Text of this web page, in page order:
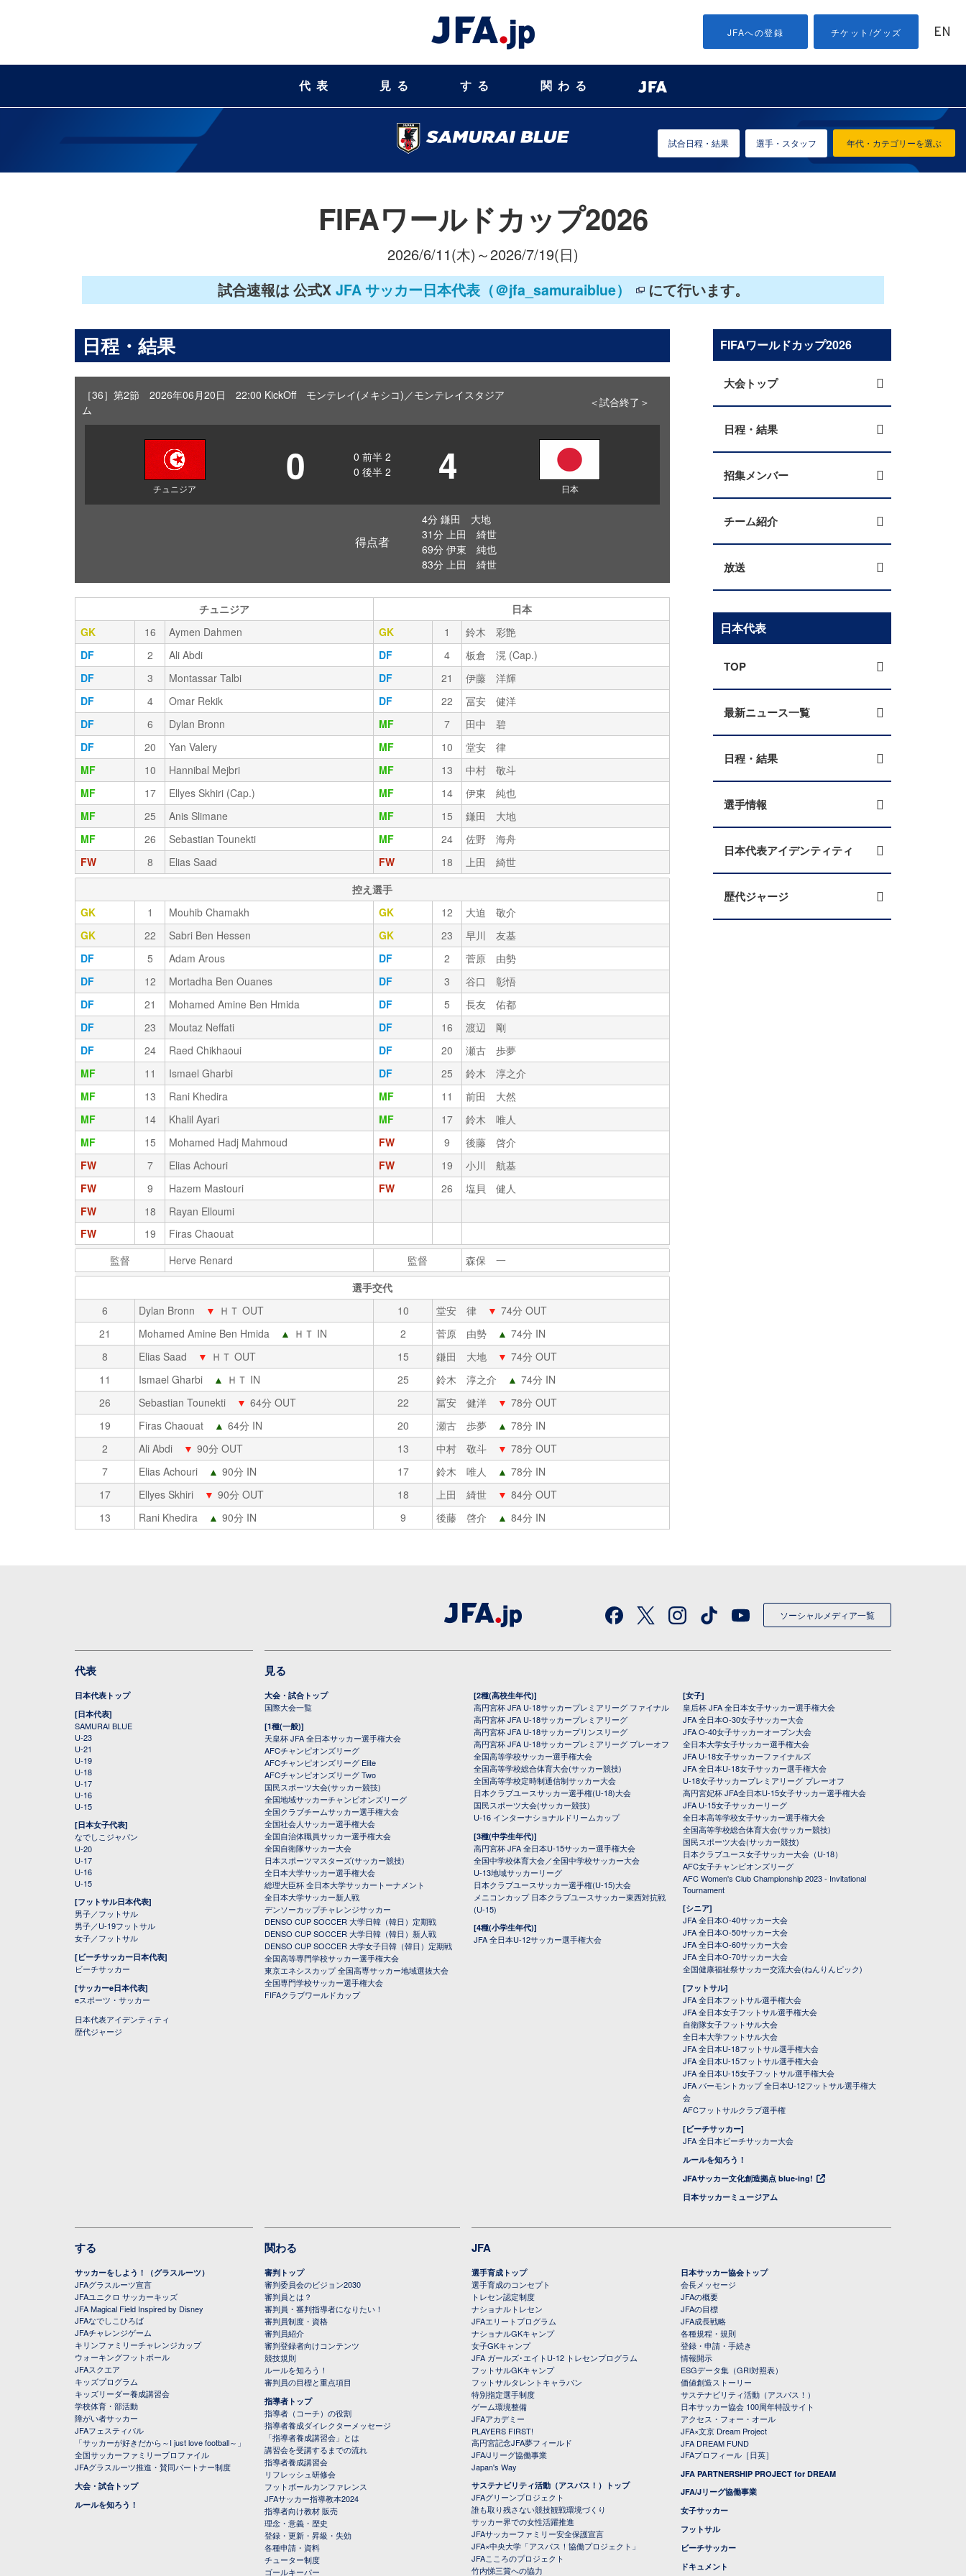
JFAへの登録 チケット/グッズ EN
代表 見る する 関わる
年代・カテゴリーを選ぶ
試合日程・結果 選手・スタッフ
FIFAワールドカップ2026
2026/6/11(木)～2026/7/19(日)
試合速報は 公式X JFA サッカー日本代表（＠jfa_samuraiblue） にて行います。
日程・結果
［36］第2節 2026年06月20日 22:00 KickOff モンテレイ(メキシコ)／モンテレイスタジア
ム
＜試合終了＞
チュニジア 0 0 前半 2
0 後半 2 4 日本
得点者
4分 鎌田 大地
31分 上田 綺世
69分 伊東 純也
83分 上田 綺世
チュニジア
日本
GK
16 Aymen Dahmen GK 1
鈴木 彩艶
DF
2 Ali Abdi DF 4
板倉 滉 (Cap.)
DF
3 Montassar Talbi DF 21
伊藤 洋輝
DF
4 Omar Rekik DF 22
冨安 健洋
DF
6 Dylan Bronn MF 7
田中 碧
DF
20 Yan Valery MF 10
堂安 律
MF
10 Hannibal Mejbri MF 13
中村 敬斗
MF
17 Ellyes Skhiri (Cap.) MF 14
伊東 純也
MF
25 Anis Slimane MF 15
鎌田 大地
MF
26 Sebastian Tounekti MF 24
佐野 海舟
FW
8 Elias Saad FW 18
上田 綺世
控え選手
GK
1 Mouhib Chamakh GK 12
大迫 敬介
GK
22 Sabri Ben Hessen GK 23
早川 友基
DF
5 Adam Arous DF 2
菅原 由勢
DF
12 Mortadha Ben Ouanes DF 3
谷口 彰悟
DF
21 Mohamed Amine Ben Hmida DF 5
長友 佑都
DF
23 Moutaz Neffati DF 16
渡辺 剛
DF
24 Raed Chikhaoui DF 20
瀬古 歩夢
MF
11 Ismael Gharbi DF 25
鈴木 淳之介
MF
13 Rani Khedira MF 11
前田 大然
MF
14 Khalil Ayari MF 17
鈴木 唯人
MF
15 Mohamed Hadj Mahmoud FW 9
後藤 啓介
FW
7 Elias Achouri FW 19
小川 航基
FW
9 Hazem Mastouri FW 26
塩貝 健人
FW
18
Rayan Elloumi
FW
19
Firas Chaouat
監督
Herve Renard 監督
森保 一
選手交代
6
Dylan Bronn ▼ ＨＴ OUT 10 堂安 律 ▼ 74分 OUT
21
Mohamed Amine Ben Hmida ▲ ＨＴ IN 2 菅原 由勢 ▲ 74分 IN
8
Elias Saad ▼ ＨＴ OUT 15 鎌田 大地 ▼ 74分 OUT
11
Ismael Gharbi ▲ ＨＴ IN 25 鈴木 淳之介 ▲ 74分 IN
26
Sebastian Tounekti ▼ 64分 OUT 22 冨安 健洋 ▼ 78分 OUT
19
Firas Chaouat ▲ 64分 IN 20 瀬古 歩夢 ▲ 78分 IN
2
Ali Abdi ▼ 90分 OUT 13 中村 敬斗 ▼ 78分 OUT
7
Elias Achouri ▲ 90分 IN 17 鈴木 唯人 ▲ 78分 IN
17
Ellyes Skhiri ▼ 90分 OUT 18 上田 綺世 ▼ 84分 OUT
13
Rani Khedira ▲ 90分 IN 9 後藤 啓介 ▲ 84分 IN
FIFAワールドカップ2026
大会トップ
日程・結果
招集メンバー
チーム紹介
放送
日本代表
TOP
最新ニュース一覧
日程・結果
選手情報
日本代表アイデンティティ
歴代ジャージ
ソーシャルメディア一覧
代表
日本代表トップ
[日本代表]
SAMURAI BLUE
U-23
U-21
U-19
U-18
U-17
U-16
U-15
[日本女子代表]
なでしこジャパン
U-20
U-17
U-16
U-15
[フットサル日本代表]
男子／フットサル
男子／U-19フットサル
女子／フットサル
[ビーチサッカー日本代表]
ビーチサッカー
[サッカーe日本代表]
eスポーツ・サッカー
日本代表アイデンティティ
歴代ジャージ
見る
大会・試合トップ
国際大会一覧
[1種(一般)]
天皇杯 JFA 全日本サッカー選手権大会
AFCチャンピオンズリーグ
AFCチャンピオンズリーグ Elite
AFCチャンピオンズリーグ Two
国民スポーツ大会(サッカー競技)
全国地域サッカーチャンピオンズリーグ
全国クラブチームサッカー選手権大会
全国社会人サッカー選手権大会
全国自治体職員サッカー選手権大会
全国自衛隊サッカー大会
日本スポーツマスターズ(サッカー競技)
全日本大学サッカー選手権大会
総理大臣杯 全日本大学サッカートーナメント
全日本大学サッカー新人戦
デンソーカップチャレンジサッカー
DENSO CUP SOCCER 大学日韓（韓日）定期戦
DENSO CUP SOCCER 大学日韓（韓日）新人戦
DENSO CUP SOCCER 大学女子日韓（韓日）定期戦
全国高等専門学校サッカー選手権大会
東京エネシスカップ 全国高専サッカー地域選抜大会
全国専門学校サッカー選手権大会
FIFAクラブワールドカップ
[2種(高校生年代)]
高円宮杯 JFA U-18サッカープレミアリーグ ファイナル
高円宮杯 JFA U-18サッカープレミアリーグ
高円宮杯 JFA U-18サッカープリンスリーグ
高円宮杯 JFA U-18サッカープレミアリーグ プレーオフ
全国高等学校サッカー選手権大会
全国高等学校総合体育大会(サッカー競技)
全国高等学校定時制通信制サッカー大会
日本クラブユースサッカー選手権(U-18)大会
国民スポーツ大会(サッカー競技)
U-16 インターナショナルドリームカップ
[3種(中学生年代)]
高円宮杯 JFA 全日本U-15サッカー選手権大会
全国中学校体育大会／全国中学校サッカー大会
U-13地域サッカーリーグ
日本クラブユースサッカー選手権(U-15)大会
メニコンカップ 日本クラブユースサッカー東西対抗戦
(U-15)
[4種(小学生年代)]
JFA 全日本U-12サッカー選手権大会
[女子]
皇后杯 JFA 全日本女子サッカー選手権大会
JFA 全日本O-30女子サッカー大会
JFA O-40女子サッカーオープン大会
全日本大学女子サッカー選手権大会
JFA U-18女子サッカーファイナルズ
JFA 全日本U-18女子サッカー選手権大会
U-18女子サッカープレミアリーグ プレーオフ
高円宮妃杯 JFA全日本U-15女子サッカー選手権大会
JFA U-15女子サッカーリーグ
全日本高等学校女子サッカー選手権大会
全国高等学校総合体育大会(サッカー競技)
国民スポーツ大会(サッカー競技)
日本クラブユース女子サッカー大会（U-18）
AFC女子チャンピオンズリーグ
AFC Women's Club Championship 2023 - Invitational
Tournament
[シニア]
JFA 全日本O-40サッカー大会
JFA 全日本O-50サッカー大会
JFA 全日本O-60サッカー大会
JFA 全日本O-70サッカー大会
全国健康福祉祭サッカー交流大会(ねんりんピック)
[フットサル]
JFA 全日本フットサル選手権大会
JFA 全日本女子フットサル選手権大会
自衛隊女子フットサル大会
全日本大学フットサル大会
JFA 全日本U-18フットサル選手権大会
JFA 全日本U-15フットサル選手権大会
JFA 全日本U-15女子フットサル選手権大会
JFA バーモントカップ 全日本U-12フットサル選手権大
会
AFCフットサルクラブ選手権
[ビーチサッカー]
JFA 全日本ビーチサッカー大会
ルールを知ろう！
JFAサッカー文化創造拠点 blue-ing!
日本サッカーミュージアム
する
サッカーをしよう！（グラスルーツ）
JFAグラスルーツ宣言
JFAユニクロ サッカーキッズ
JFA Magical Field Inspired by Disney
JFAなでしこひろば
JFAチャレンジゲーム
キリンファミリーチャレンジカップ
ウォーキングフットボール
JFAスクエア
キッズプログラム
キッズリーダー養成講習会
学校体育・部活動
障がい者サッカー
JFAフェスティバル
「サッカーが好きだから～I just love football～」
全国サッカーファミリープロファイル
JFAグラスルーツ推進・賛同パートナー制度
大会・試合トップ
ルールを知ろう！
関わる
審判トップ
審判委員会のビジョン2030
審判員とは？
審判員・審判指導者になりたい！
審判員制度・資格
審判員紹介
審判登録者向けコンテンツ
競技規則
ルールを知ろう！
審判員の目標と重点項目
指導者トップ
指導者（コーチ）の役割
指導者養成ダイレクターメッセージ
「指導者養成講習会」とは
講習会を受講するまでの流れ
指導者養成講習会
リフレッシュ研修会
フットボールカンファレンス
JFAサッカー指導教本2024
指導者向け教材 販売
理念・意義・歴史
登録・更新・昇級・失効
各種申請・資料
チューター制度
ゴールキーパー
JFA
選手育成トップ
選手育成のコンセプト
トレセン認定制度
ナショナルトレセン
JFAエリートプログラム
ナショナルGKキャンプ
女子GKキャンプ
JFA ガールズ･エイトU-12 トレセンプログラム
フットサルGKキャンプ
フットサルタレントキャラバン
特別指定選手制度
ゲーム環境整備
JFAアカデミー
PLAYERS FIRST!
高円宮記念JFA夢フィールド
JFA/Jリーグ協働事業
Japan's Way
サステナビリティ活動（アスパス！）トップ
JFAグリーンプロジェクト
誰も取り残さない競技観戦環境づくり
サッカー界での女性活躍推進
JFAサッカーファミリー安全保護宣言
JFA×中央大学「アスパス！協働プロジェクト」
JFAこころのプロジェクト
竹内悌三賞への協力
日本サッカー協会トップ
会長メッセージ
JFAの概要
JFAの目標
JFA成長戦略
各種規程・規則
登録・申請・手続き
情報開示
ESGデータ集（GRI対照表）
価値創造ストーリー
サステナビリティ活動（アスパス！）
日本サッカー協会 100周年特設サイト
アクセス・フォー・オール
JFA×文京 Dream Project
JFA DREAM FUND
JFAプロフィール［日英］
JFA PARTNERSHIP PROJECT for DREAM
JFA/Jリーグ協働事業
女子サッカー
フットサル
ビーチサッカー
ドキュメント